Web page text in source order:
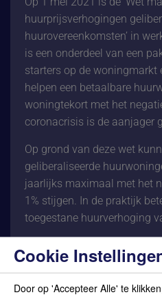
huurprijsverhogingen
huurovereenkomsten’ in
is een onderdeel van een
starters op de woningmarkt
helpen een betaalbare
woningtekort met het
coronacrisis is de aanjager
Op grond van deze wet
geliberaliseerde
jaarlijks maximaal met het
1% stijgen. In de praktijk
toegestane huurverhoging
tussen verhuurder en
Cookie
Door op 'Accepteer Alle' te